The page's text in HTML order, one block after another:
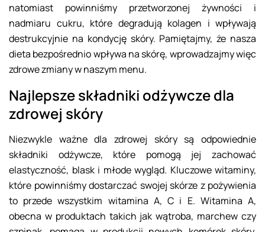
natomiast powinniśmy przetworzonej żywności i
nadmiaru cukru, które degradują kolagen i wpływają
destrukcyjnie na kondycję skóry. Pamiętajmy, że nasza
dieta bezpośrednio wpływa na skórę, wprowadzajmy więc
zdrowe zmiany w naszym menu.
Najlepsze składniki odżywcze dla
zdrowej skóry
Niezwykle ważne dla zdrowej skóry są odpowiednie
składniki odżywcze, które pomogą jej zachować
elastyczność, blask i młode wygląd. Kluczowe witaminy,
które powinniśmy dostarczać swojej skórze z pożywienia
to przede wszystkim witamina A, C i E. Witamina A,
obecna w produktach takich jak wątroba, marchew czy